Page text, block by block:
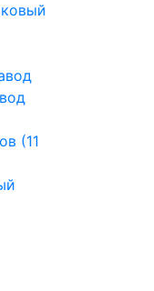
(11